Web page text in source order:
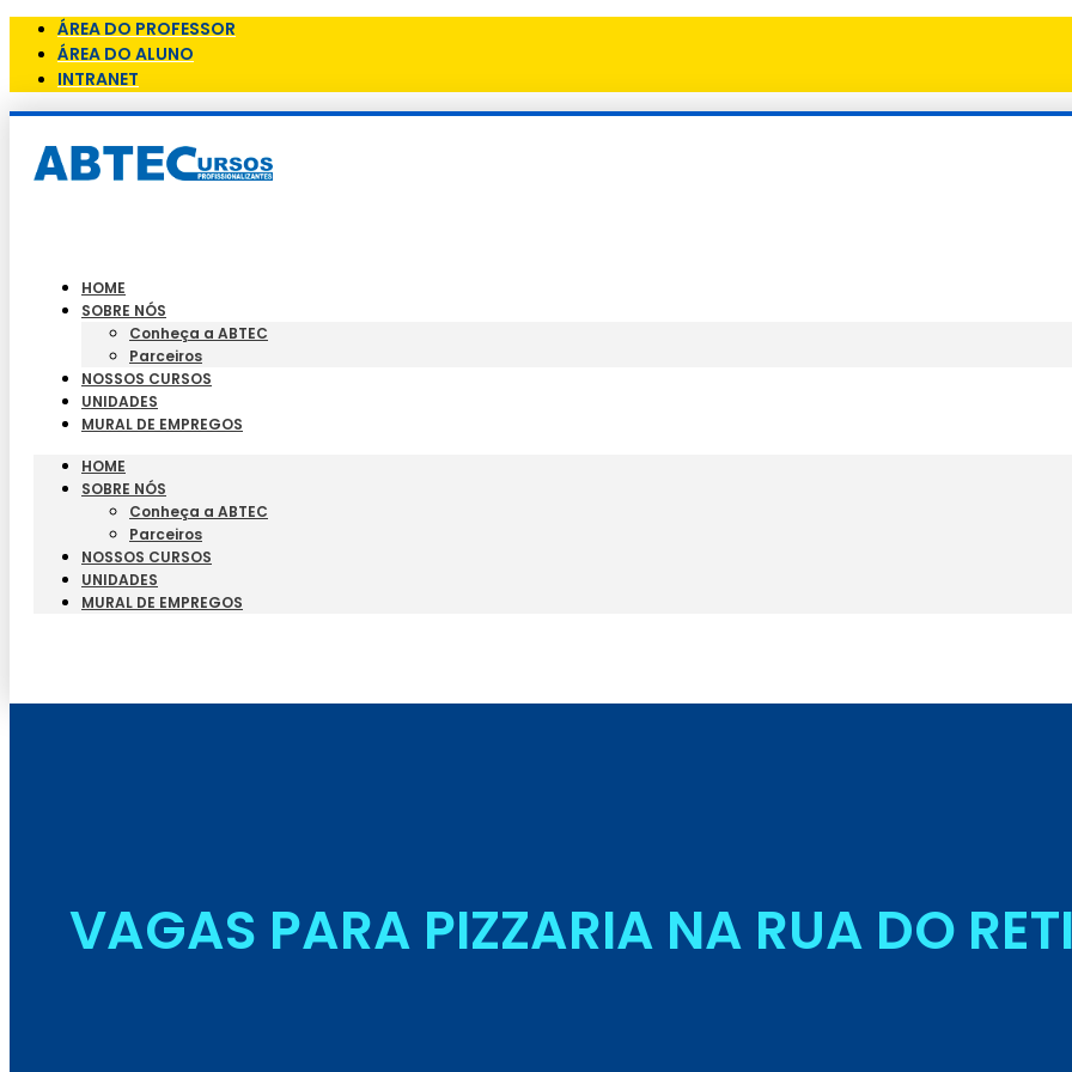
ÁREA DO PROFESSOR
ÁREA DO ALUNO
INTRANET
HOME
SOBRE NÓS
Conheça a ABTEC
Parceiros
NOSSOS CURSOS
UNIDADES
MURAL DE EMPREGOS
HOME
SOBRE NÓS
Conheça a ABTEC
Parceiros
NOSSOS CURSOS
UNIDADES
MURAL DE EMPREGOS
VAGAS PARA PIZZARIA NA RUA DO